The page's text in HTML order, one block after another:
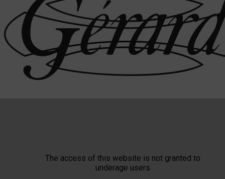
The access of this website is not granted to
underage users
Humidors